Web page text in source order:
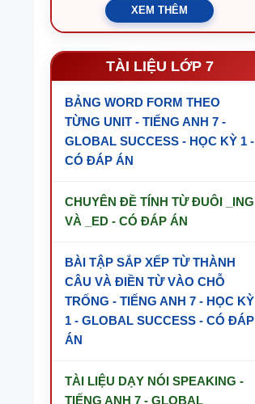
XEM THÊM
TÀI LIỆU LỚP 7
BẢNG WORD FORM THEO
TỪNG UNIT - TIẾNG ANH 7 -
GLOBAL SUCCESS - HỌC KỲ 1 -
CÓ ĐÁP ÁN
CHUYÊN ĐỀ TÍNH TỪ ĐUÔI _ING
VÀ _ED - CÓ ĐÁP ÁN
BÀI TẬP SẮP XẾP TỪ THÀNH
CÂU VÀ ĐIỀN TỪ VÀO CHỖ
TRỐNG - TIẾNG ANH 7 - HỌC KỲ
1 - GLOBAL SUCCESS - CÓ ĐÁP
ÁN
TÀI LIỆU DẠY NÓI SPEAKING -
TIẾNG ANH 7 - GLOBAL